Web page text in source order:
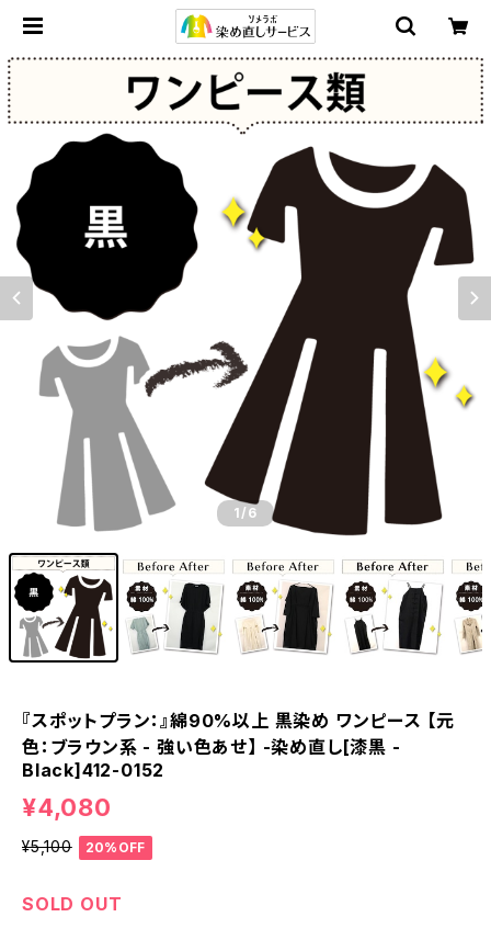
1 /6
『スポットプラン：』綿90%以上 黒染め ワンピース 【元
色：ブラウン系 - 強い色あせ】 -染め直し[漆黒 -
Black]412-0152
¥4,080
¥5,100 20%OFF
SOLD OUT